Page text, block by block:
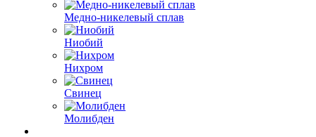
Медно-никелевый сплав
Ниобий
Нихром
Свинец
Молибден